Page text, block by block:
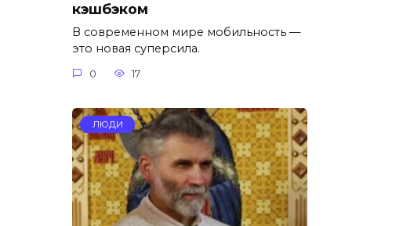
кэшбэком
В современном мире мобильность —
это новая суперсила.
0 17
ЛЮДИ